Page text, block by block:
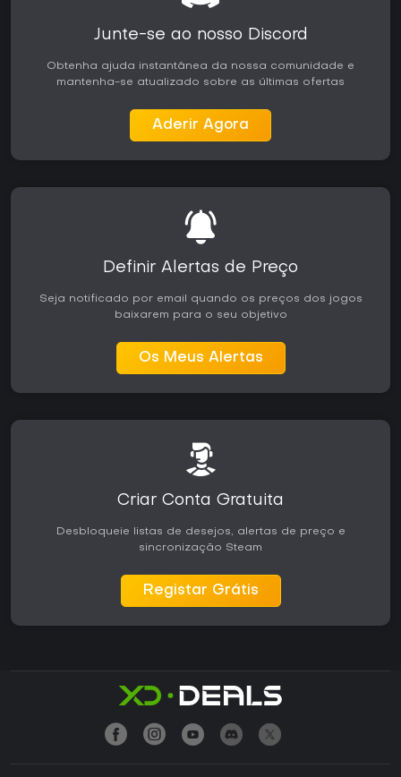
Junte-se ao nosso Discord
Obtenha ajuda instantânea da nossa comunidade e
mantenha-se atualizado sobre as últimas ofertas
Aderir Agora
Definir Alertas de Preço
Seja notificado por email quando os preços dos jogos
baixarem para o seu objetivo
Os Meus Alertas
Criar Conta Gratuita
Desbloqueie listas de desejos, alertas de preço e
sincronização Steam
Registar Grátis